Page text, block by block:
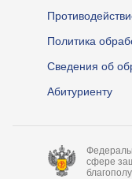
Политика
Сведения об
Абитуриенту
сфере